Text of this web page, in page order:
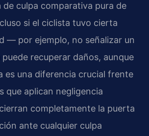
de culpa comparativa pura de
si el ciclista tuvo cierta
— por ejemplo, no señalizar un
recuperar daños, aunque
es una diferencia crucial frente
que aplican negligencia
completamente la puerta
ante cualquier culpa